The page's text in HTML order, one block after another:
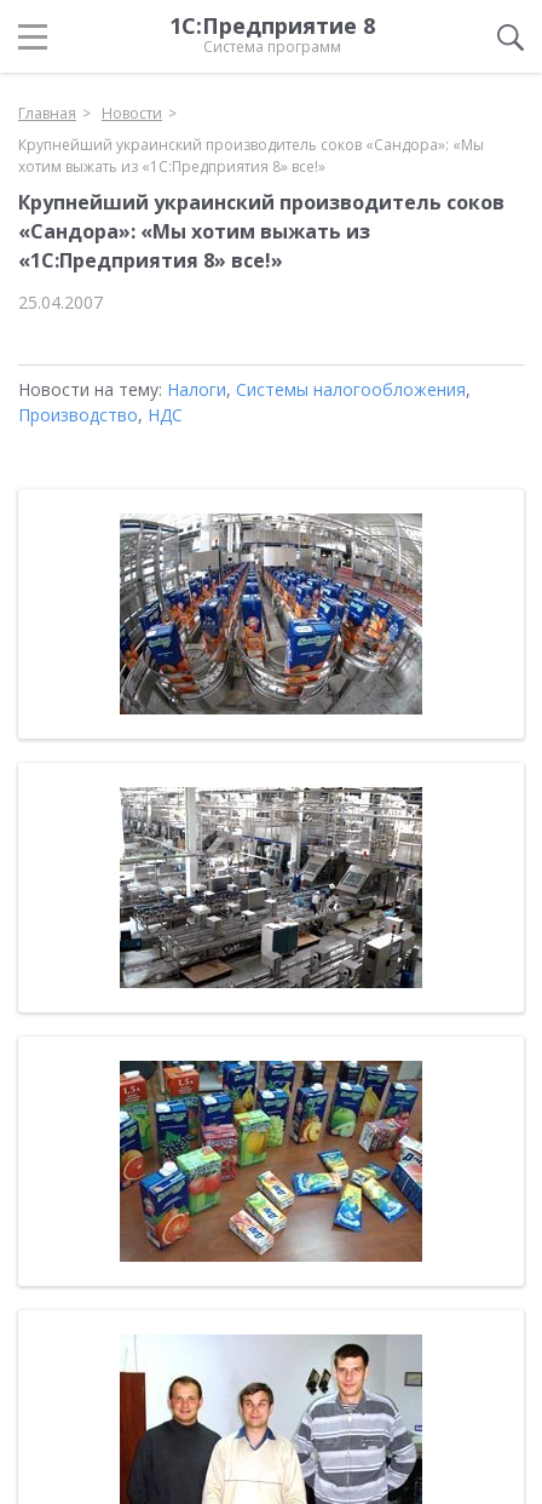
1С:Предприятие 8
Система программ
Главная
Новости
Крупнейший украинский производитель соков «Сандора»: «Мы
хотим выжать из «1С:Предприятия 8» все!»
Крупнейший украинский производитель соков
«Сандора»: «Мы хотим выжать из
«1С:Предприятия 8» все!»
25.04.2007
Новости на тему: Налоги, Системы налогообложения,
Производство, НДС